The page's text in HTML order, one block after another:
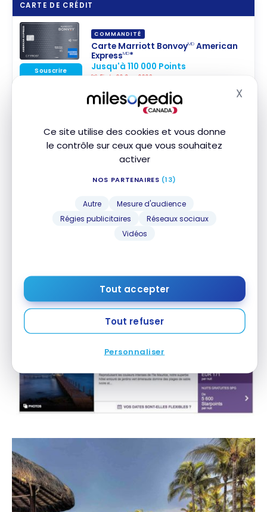
Ce site utilise des cookies et vous donne
le contrôle sur ceux que vous souhaitez
activer
NOS PARTENAIRES (13)
Autre
Mesure d'audience
Régies publicitaires
Réseaux sociaux
Vidéos
Tout accepter
Tout refuser
Personnaliser
X
CARTE DE CRÉDIT
COMMANDITÉ
Carte Marriott BonvoyMD American
ExpressMD*
Jusqu'à 110 000 Points
Fin le 22 Sep 2026
Souscrire
Que peut-on obtenir pour 30 000 points?
Assez de points pour 5 nuits à l’hôtel Le
nuit gratuite (valeur de1300$, pour
seulement120$en frais de carte)
par nuit, et pourune réservation de 4 nuits,
Starwood vous offre la cinquième
5 600 points par nuit.